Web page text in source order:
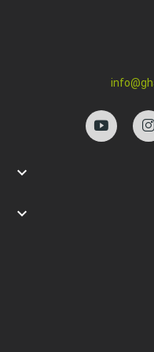

